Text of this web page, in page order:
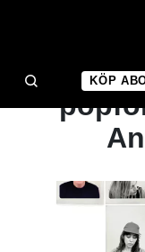
KÖP